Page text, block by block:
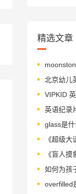
精选文章
VIPKID
英语纪录
《超级
《盲人
如何为孩